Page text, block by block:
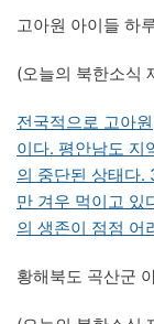
고아원 아이들 하
(오늘의 북한소식
전국적으로 고아
이다. 평안남도 지
의 중단된 상태다.
만 겨우 먹이고 있
의 생존이 점점 어
황해북도 곡산군